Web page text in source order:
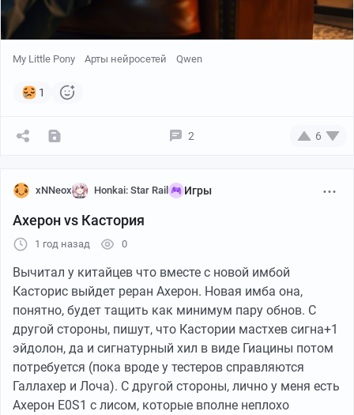
Приживается в новом коллективе среди девушек My little pony.
My Little Pony Арты нейросетей Qwen
1
2 6
xNNeox Honkai: Star Rail Игры
Ахерон vs Кастория
1 год назад 0
Вычитал у китайцев что вместе с новой имбой
Касторис выйдет реран Ахерон. Новая имба она,
понятно, будет тащить как минимум пару обнов. С
другой стороны, пишут, что Кастории мастхев сигна+1
эйдолон, да и сигнатурный хил в виде Гиацины потом
потребуется (пока вроде у тестеров справляются
Галлахер и Лоча). С другой стороны, лично у меня есть
Ахерон Е0S1 с лисом, которые вполне неплохо